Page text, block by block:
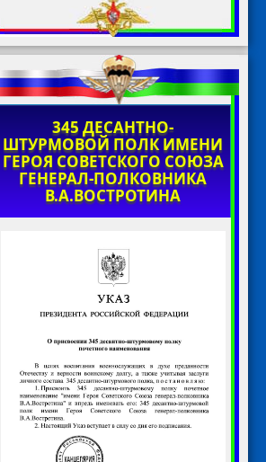
345 ДЕСАНТНО-
ШТУРМОВОЙ ПОЛК ИМЕНИ
ГЕРОЯ СОВЕТСКОГО СОЮЗА
ГЕНЕРАЛ-ПОЛКОВНИКА
В.А.ВОСТРОТИНА